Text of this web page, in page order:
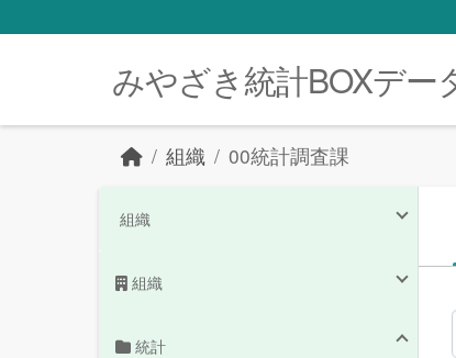
みやざき統計BOXデー
組織 00統計調査課
組織
組織
統計